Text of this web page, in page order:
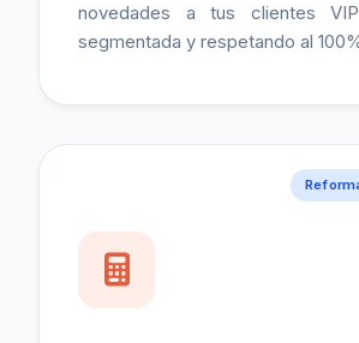
novedades a tus clientes
segmentada y respetando al